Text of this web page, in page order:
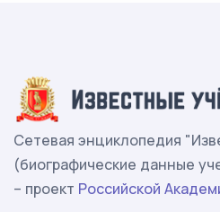
Сетевая энциклопедия
(биографические данные
– проект Российской